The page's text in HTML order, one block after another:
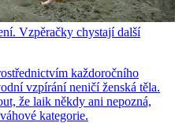
Vzpěračky chystají další
každoročního
vzpírání neničí ženská těla.
že laik někdy ani nepozná,
kategorie.